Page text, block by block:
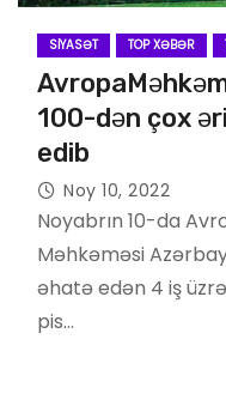
SIYASƏT TOP XƏBƏR
100-dən çox
edib
Noy 10, 2022
Noyabrın 10-da
Məhkəməsi
əhatə edən 4 iş
pis…